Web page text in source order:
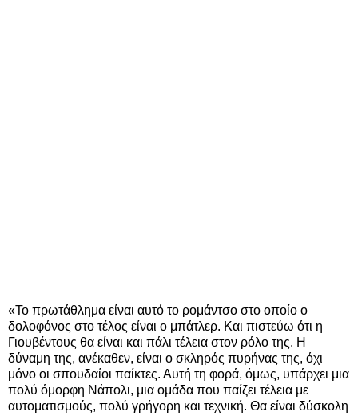
«Το πρωτάθλημα είναι αυτό το ρομάντσο στο οποίο ο
δολοφόνος στο τέλος είναι ο μπάτλερ. Και πιστεύω ότι η
Γιουβέντους θα είναι και πάλι τέλεια στον ρόλο της. Η
δύναμη της, ανέκαθεν, είναι ο σκληρός πυρήνας της, όχι
μόνο οι σπουδαίοι παίκτες. Αυτή τη φορά, όμως, υπάρχει μια
πολύ όμορφη Νάπολι, μια ομάδα που παίζει τέλεια με
αυτοματισμούς, πολύ γρήγορη και τεχνική. Θα είναι δύσκολη